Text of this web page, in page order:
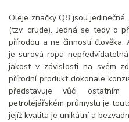
Oleje značky Q8 jsou
(tzv. crude). Jedná se tedy o
přírodou a ne činností
je surová ropa
jakost v závislosti na svém
přírodní produkt dokonale
představuje vůči
petrolejářském průmyslu je
jejíž kvalita je unikátní a